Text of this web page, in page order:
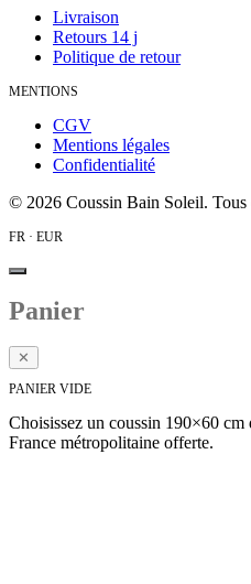
Livraison
Retours 14 j
Politique de retour
MENTIONS
CGV
Mentions légales
Confidentialité
© 2026 Coussin Bain Soleil. Tous
FR · EUR
Panier
✕
PANIER VIDE
Choisissez un coussin 190×60
France métropolitaine offerte.